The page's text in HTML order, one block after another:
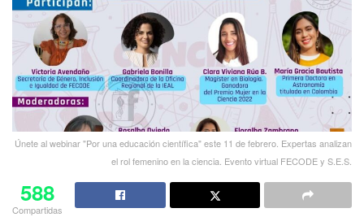
Únete al webinar "Por una educación científica" este 11 de febrero. Expertas analizan
el rol femenino en la ciencia. Evento virtual FECODE y S.E.S.
588
Compartidas